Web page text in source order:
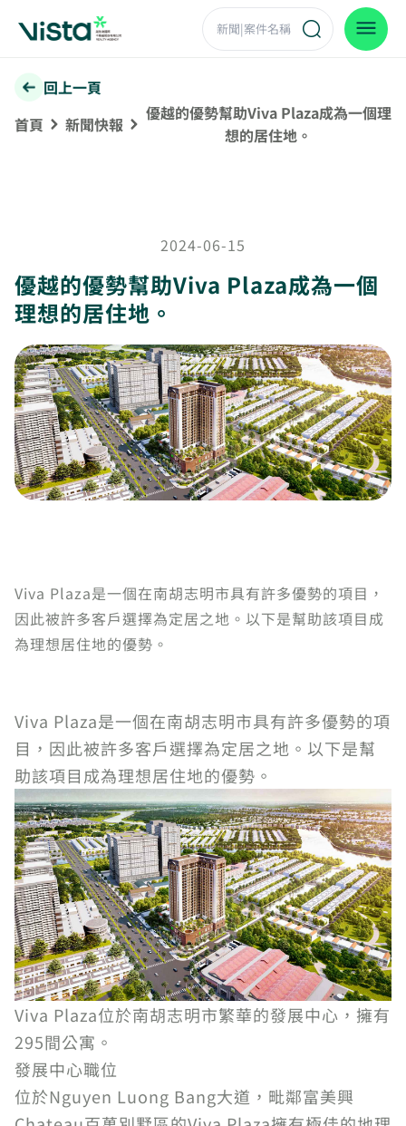
回上一頁
首頁
新聞快報
優越的優勢幫助Viva Plaza成為一個理
想的居住地。
2024-06-15
優越的優勢幫助Viva Plaza成為一個
理想的居住地。
Viva Plaza是一個在南胡志明市具有許多優勢的項目，
因此被許多客戶選擇為定居之地。以下是幫助該項目成
為理想居住地的優勢。
Viva Plaza是一個在南胡志明市具有許多優勢的項
目，因此被許多客戶選擇為定居之地。以下是幫
助該項目成為理想居住地的優勢。
Viva Plaza位於南胡志明市繁華的發展中心，擁有
295間公寓。
發展中心職位
位於Nguyen Luong Bang大道，毗鄰富美興